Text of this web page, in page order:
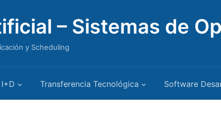
– Sistemas de
y Scheduling
Transferencia Tecnológica Software